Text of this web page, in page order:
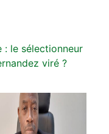
: le sélectionneur
viré ?